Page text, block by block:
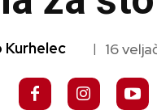
Kurhelec | 16